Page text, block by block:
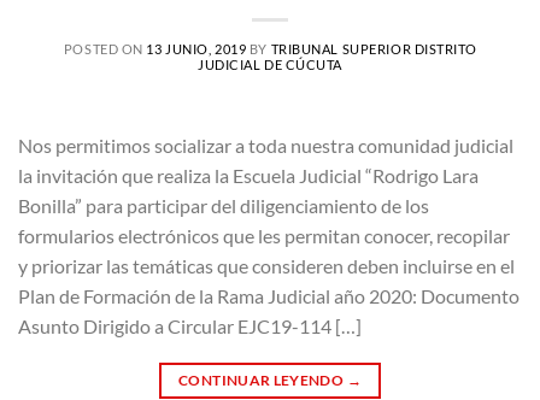
POSTED ON 13 JUNIO, 2019 BY TRIBUNAL SUPERIOR DISTRITO
JUDICIAL DE CÚCUTA
Nos permitimos socializar a toda nuestra comunidad judicial
la invitación que realiza la Escuela Judicial “Rodrigo Lara
Bonilla” para participar del diligenciamiento de los
formularios electrónicos que les permitan conocer, recopilar
y priorizar las temáticas que consideren deben incluirse en el
Plan de Formación de la Rama Judicial año 2020: Documento
Asunto Dirigido a Circular EJC19-114 […]
CONTINUAR LEYENDO →